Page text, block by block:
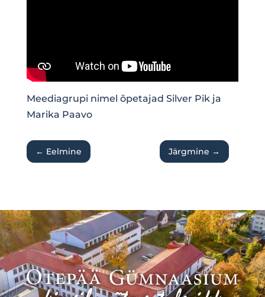
Meediagrupi nimel õpetajad Silver Pik ja
Marika Paavo
← Eelmine Järgmine →